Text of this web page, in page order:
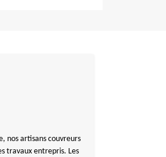
nos artisans couvreurs
travaux entrepris. Les